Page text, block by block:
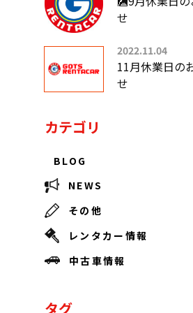
せ
2022.11.04
11月休業日の
せ
カテゴリ
BLOG
NEWS
その他
レンタカー情報
中古車情報
タグ